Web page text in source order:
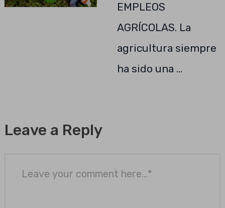
EMPLEOS
AGRÍCOLAS. La
agricultura siempre
ha sido una …
Leave a Reply